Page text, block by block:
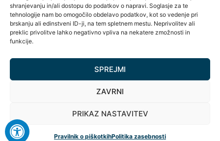
shranjevanju in/ali dostopu do podatkov o napravi. Soglasje za te
tehnologije nam bo omogočilo obdelavo podatkov, kot so vedenje pri
brskanju ali edinstveni ID-ji, na tem spletnem mestu. Neprivolitev ali
preklic privolitve lahko negativno vpliva na nekatere zmožnosti in
funkcije.
SPREJMI
ZAVRNI
PRIKAZ NASTAVITEV
Pravilnik o piškotkihPolitika zasebnosti
Šolsko naselje 12, 9000 Murska Sobota, Slovenija
info@spts.si